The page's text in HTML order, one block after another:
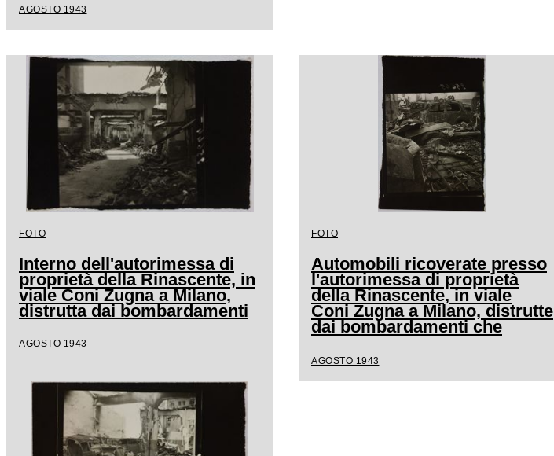
AGOSTO 1943
FOTO
Interno dell'autorimessa di
proprietà della Rinascente, in
viale Coni Zugna a Milano,
distrutta dai bombardamenti
AGOSTO 1943
FOTO
Automobili ricoverate presso
l'autorimessa di proprietà
della Rinascente, in viale
Coni Zugna a Milano, distrutte
dai bombardamenti che
hanno colpito l'edificio
AGOSTO 1943